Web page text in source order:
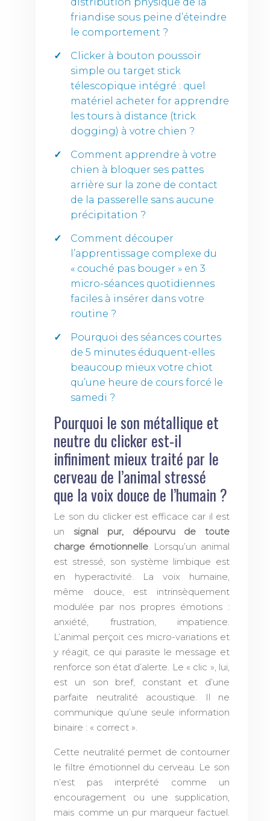
friandise sous peine d’éteindre
le comportement ?
Clicker à bouton poussoir
simple ou target stick
télescopique intégré : quel
matériel acheter for apprendre
les tours à distance (trick
dogging) à votre chien ?
Comment apprendre à votre
chien à bloquer ses pattes
arrière sur la zone de contact
de la passerelle sans aucune
précipitation ?
Comment découper
l’apprentissage complexe du
« couché pas bouger » en 3
micro-séances quotidiennes
faciles à insérer dans votre
routine ?
Pourquoi des séances courtes
de 5 minutes éduquent-elles
beaucoup mieux votre chiot
qu’une heure de cours forcé le
samedi ?
Pourquoi le son métallique et
neutre du clicker est-il
infiniment mieux traité par le
cerveau de l’animal stressé
que la voix douce de l’humain ?
Le son du clicker est efficace car il est
un signal pur, dépourvu de toute
charge émotionnelle. Lorsqu’un animal
est stressé, son système limbique est
en hyperactivité. La voix humaine,
même douce, est intrinsèquement
modulée par nos propres émotions :
anxiété, frustration, impatience.
L’animal perçoit ces micro-variations et
y réagit, ce qui parasite le message et
renforce son état d’alerte. Le « clic », lui,
est un son bref, constant et d’une
parfaite neutralité acoustique. Il ne
communique qu’une seule information
binaire : « correct ».
Cette neutralité permet de contourner
le filtre émotionnel du cerveau. Le son
n’est pas interprété comme un
encouragement ou une supplication,
mais comme un pur marqueur factuel.